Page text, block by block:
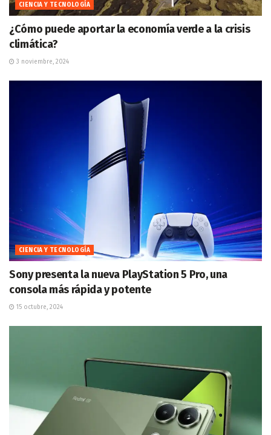
CIENCIA Y TECNOLOGÍA
¿Cómo puede aportar la economía verde a la crisis
climática?
3 noviembre, 2024
CIENCIA Y TECNOLOGÍA
Sony presenta la nueva PlayStation 5 Pro, una
consola más rápida y potente
15 octubre, 2024